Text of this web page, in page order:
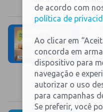
de acordo com
política de
Ao clicar em
concorda em
dispositivo para
navegação e
autorizar o uso
para campanhas
Se preferir, você